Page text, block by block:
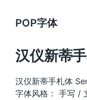
POP字体
汉仪新蒂
汉仪新蒂手札体
字体风格： 手写 /